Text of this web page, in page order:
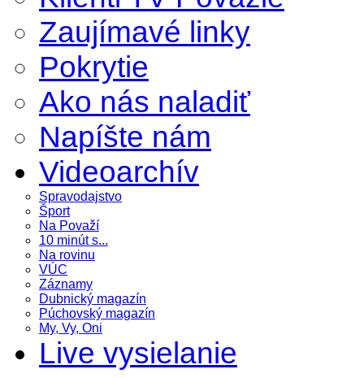
Zaujímavé linky
Pokrytie
Ako nás naladiť
Napíšte nám
Videoarchív
Spravodajstvo
Šport
Na Považí
10 minút s...
Na rovinu
VÚC
Záznamy
Dubnický magazín
Púchovský magazín
My, Vy, Oni
Live vysielanie